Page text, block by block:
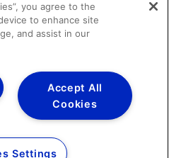
you agree to the
to enhance site
and assist in our
Accept All
Cookies
Settings